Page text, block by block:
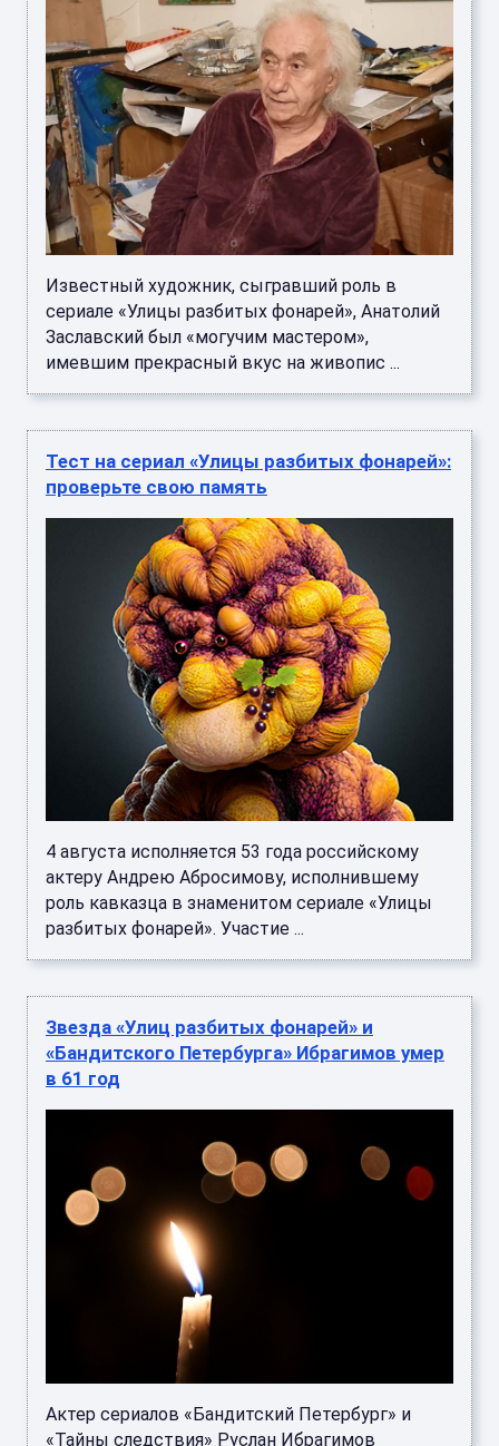
Известный художник, сыгравший роль в
сериале «Улицы разбитых фонарей», Анатолий
Заславский был «могучим мастером»,
имевшим прекрасный вкус на живопис ...
Тест на сериал «Улицы разбитых фонарей»:
проверьте свою память
4 августа исполняется 53 года российскому
актеру Андрею Абросимову, исполнившему
роль кавказца в знаменитом сериале «Улицы
разбитых фонарей». Участие ...
Звезда «Улиц разбитых фонарей» и
«Бандитского Петербурга» Ибрагимов умер
в 61 год
Актер сериалов «Бандитский Петербург» и
«Тайны следствия» Руслан Ибрагимов